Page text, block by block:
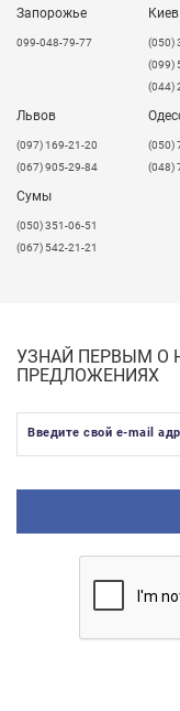
NER25
Запорожье
099-048-79-77
Киев
(050)
(099)
(044)
Львов
​(097) 169-21-20
(067) 905-29-84
(050)
(048)
Сумы
(050) 351-06-51
(067) 542-21-21
УЗНАЙ ПЕРВЫМ О
ПРЕДЛОЖЕНИЯХ
Введите свой e-mail